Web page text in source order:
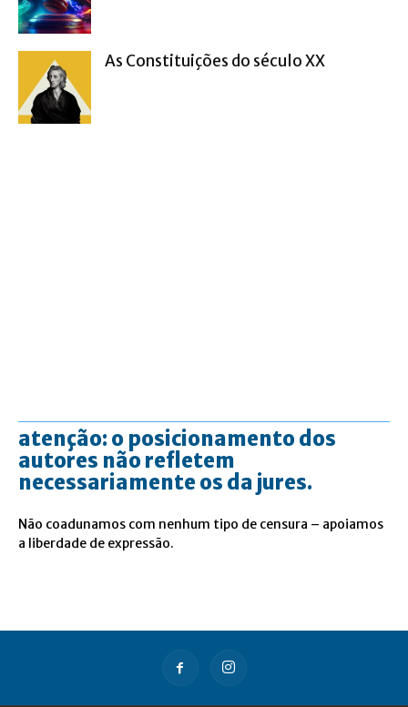
As Constituições do século XX
atenção: o posicionamento dos
autores não refletem
necessariamente os da jures.
Não coadunamos com nenhum tipo de censura – apoiamos
a liberdade de expressão.